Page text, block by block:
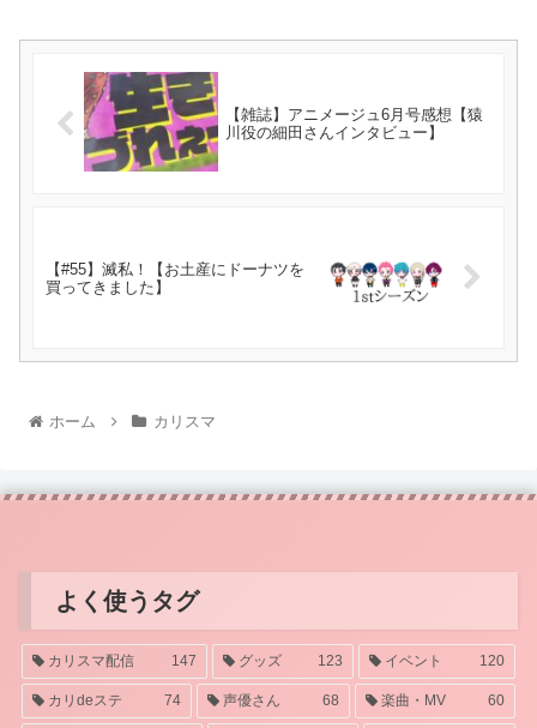
【雑誌】アニメージュ6月号感想【猿
川役の細田さんインタビュー】
【#55】滅私！【お土産にドーナツを
買ってきました】
ホーム カリスマ
よく使うタグ
カリスマ配信 147 グッズ 123 イベント 120
カリdeステ 74 声優さん 68 楽曲・MV 60